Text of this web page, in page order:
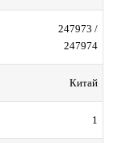
247973 /
247974
Китай
1